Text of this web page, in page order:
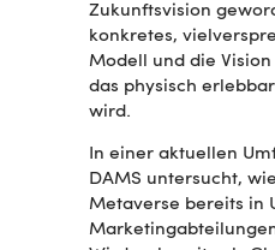
Zukunftsvision
konkretes,
Modell und die
das physisch
wird.
In einer aktuellen
DAMS untersucht,
Metaverse bereits in